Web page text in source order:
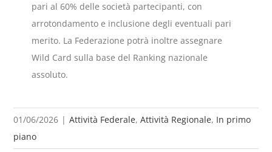
pari al 60% delle società partecipanti, con
arrotondamento e inclusione degli eventuali pari
merito. La Federazione potrà inoltre assegnare
Wild Card sulla base del Ranking nazionale
assoluto.
01/06/2026 | Attività Federale,Attività Regionale, In primo
piano